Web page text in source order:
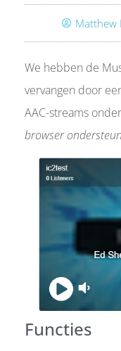
Matthew
We hebben de
vervangen door
AAC-streams
browser
Functies